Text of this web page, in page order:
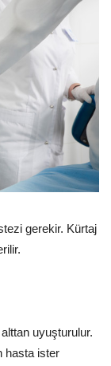
gerekir. Kürtaj
uyuşturulur.
hasta ister